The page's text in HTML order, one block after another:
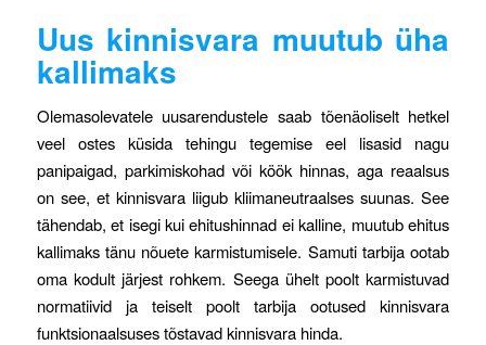
Uus kinnisvara muutub üha
kallimaks
Olemasolevatele uusarendustele saab tõenäoliselt hetkel
veel ostes küsida tehingu tegemise eel lisasid nagu
panipaigad, parkimiskohad või köök hinnas, aga reaalsus
on see, et kinnisvara liigub kliimaneutraalses suunas. See
tähendab, et isegi kui ehitushinnad ei kalline, muutub ehitus
kallimaks tänu nõuete karmistumisele. Samuti tarbija ootab
oma kodult järjest rohkem. Seega ühelt poolt karmistuvad
normatiivid ja teiselt poolt tarbija ootused kinnisvara
funktsionaalsuses tõstavad kinnisvara hinda.